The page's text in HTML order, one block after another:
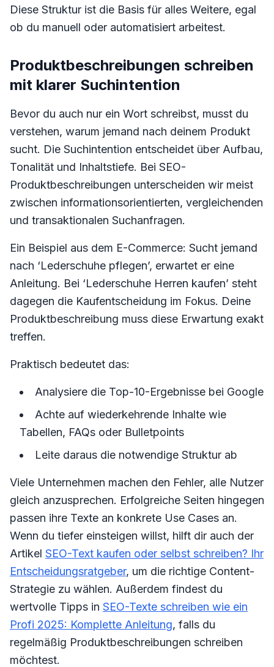
Diese Struktur ist die Basis für alles Weitere, egal
ob du manuell oder automatisiert arbeitest.
Produktbeschreibungen schreiben
mit klarer Suchintention
Bevor du auch nur ein Wort schreibst, musst du
verstehen, warum jemand nach deinem Produkt
sucht. Die Suchintention entscheidet über Aufbau,
Tonalität und Inhaltstiefe. Bei SEO-
Produktbeschreibungen unterscheiden wir meist
zwischen informationsorientierten, vergleichenden
und transaktionalen Suchanfragen.
Ein Beispiel aus dem E-Commerce: Sucht jemand
nach ‘Lederschuhe pflegen’, erwartet er eine
Anleitung. Bei ‘Lederschuhe Herren kaufen’ steht
dagegen die Kaufentscheidung im Fokus. Deine
Produktbeschreibung muss diese Erwartung exakt
treffen.
Praktisch bedeutet das:
Analysiere die Top-10-Ergebnisse bei Google
Achte auf wiederkehrende Inhalte wie
Tabellen, FAQs oder Bulletpoints
Leite daraus die notwendige Struktur ab
Viele Unternehmen machen den Fehler, alle Nutzer
gleich anzusprechen. Erfolgreiche Seiten hingegen
passen ihre Texte an konkrete Use Cases an.
Wenn du tiefer einsteigen willst, hilft dir auch der
Artikel SEO-Text kaufen oder selbst schreiben? Ihr
Entscheidungsratgeber, um die richtige Content-
Strategie zu wählen. Außerdem findest du
wertvolle Tipps in SEO-Texte schreiben wie ein
Profi 2025: Komplette Anleitung, falls du
regelmäßig Produktbeschreibungen schreiben
möchtest.